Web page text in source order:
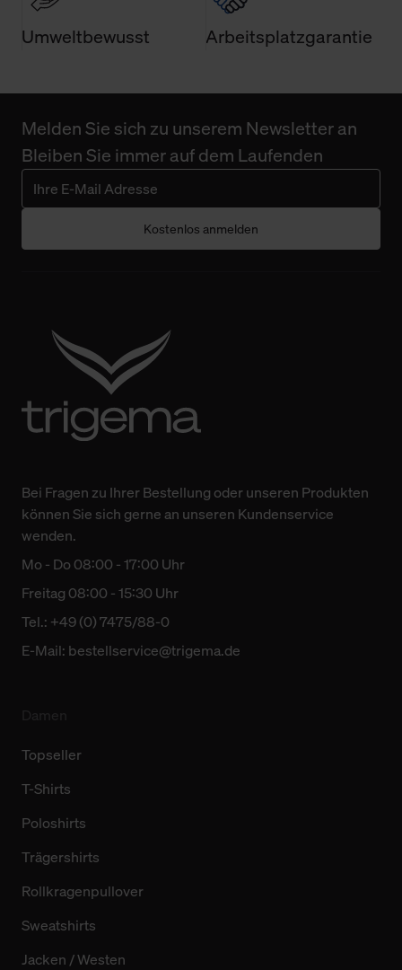
Umweltbewusst Arbeitsplatzgarantie
Melden Sie sich zu unserem Newsletter an
Bleiben Sie immer auf dem Laufenden
Kostenlos anmelden
Bei Fragen zu Ihrer Bestellung oder unseren Produkten
können Sie sich gerne an unseren Kundenservice
wenden.
Mo - Do 08:00 - 17:00 Uhr
Freitag 08:00 - 15:30 Uhr
Tel.: +49 (0) 7475/88-0
E-Mail: bestellservice@trigema.de
Topseller
T-Shirts
Poloshirts
Trägershirts
Rollkragenpullover
Sweatshirts
Jacken / Westen